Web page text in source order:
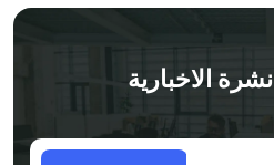
الاخبارية